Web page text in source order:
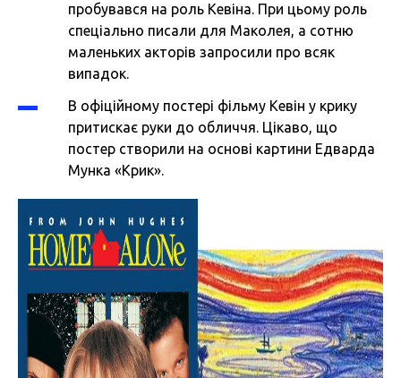
пробувався на роль Кевіна. При цьому роль
спеціально писали для Маколея, а сотню
маленьких акторів запросили про всяк
випадок.
В офіційному постері фільму Кевін у крику
притискає руки до обличчя. Цікаво, що
постер створили на основі картини Едварда
Мунка «Крик».